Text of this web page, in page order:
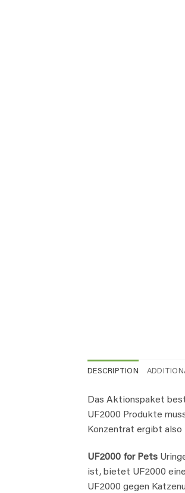
DESCRIPTION
Das Aktionspaket
UF2000 Produkte
Konzentrat ergibt also
UF2000 for Pets
ist, bietet UF2000
UF2000 gegen